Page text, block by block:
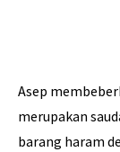
Asep
merupakan
barang haram